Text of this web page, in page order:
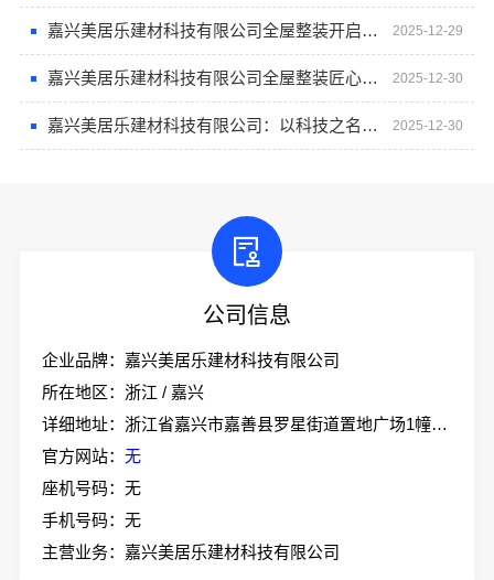
嘉兴美居乐建材科技有限公司全屋整装开启品质生活新纪元 2025-12-29
嘉兴美居乐建材科技有限公司全屋整装匠心独运，让家更有温度 2025-12-30
嘉兴美居乐建材科技有限公司：以科技之名重塑温馨人居新篇章 2025-12-30
公司信息
企业品牌：嘉兴美居乐建材科技有限公司
所在地区：浙江 / 嘉兴
详细地址：浙江省嘉兴市嘉善县罗星街道置地广场1幢701-7
官方网站： 无
座机号码：无
手机号码：无
主营业务：嘉兴美居乐建材科技有限公司